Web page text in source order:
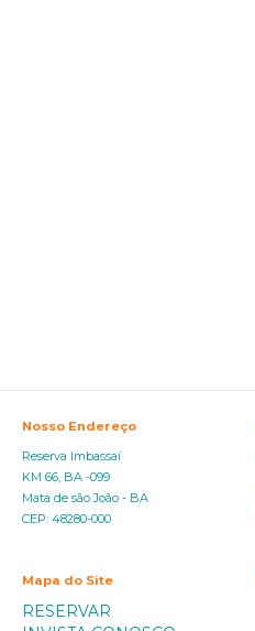
Nosso Endereço
Reserva Imbassaí
KM 66, BA -099
Mata de são João - BA
CEP: 48280-000
Mapa do Site
RESERVAR